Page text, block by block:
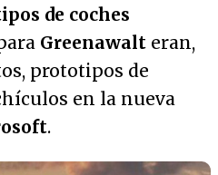
de coches
Greenawalt eran,
prototipos de
en la nueva
.